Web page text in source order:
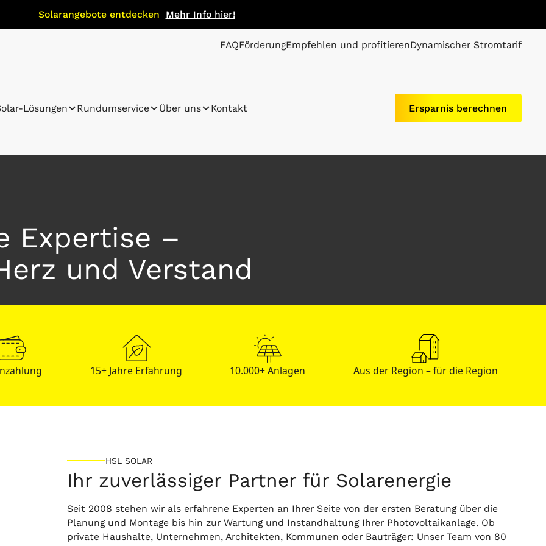
Solarangebote entdecken Mehr Info hier!
FAQFörderungEmpfehlen und profitierenDynamischer Stromtarif
Lösungen Rundumservice Über uns Kontakt Ersparnis berechnen
Expertise –
und Verstand
15+ Jahre Erfahrung 10.000+ Anlagen Aus der Region – für die Region
HSL SOLAR
Ihr zuverlässiger Partner für Solarenergie
Seit 2008 stehen wir als erfahrene Experten an Ihrer Seite von der ersten Beratung über die
Planung und Montage bis hin zur Wartung und Instandhaltung Ihrer Photovoltaikanlage. Ob
private Haushalte, Unternehmen, Architekten, Kommunen oder Bauträger: Unser Team von 80